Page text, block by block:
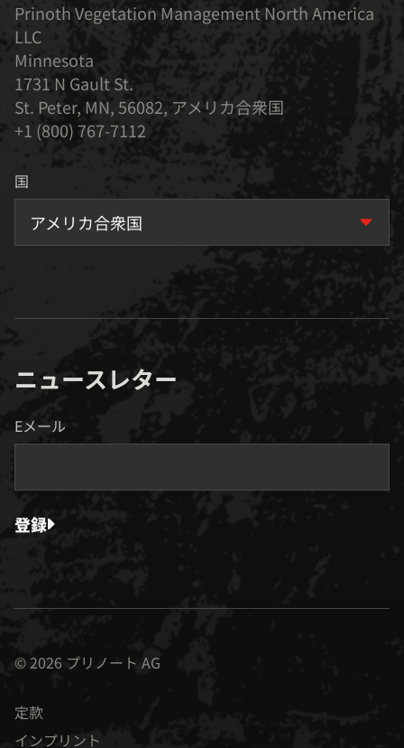
Prinoth Vegetation Management North America
LLC
Minnesota
1731 N Gault St.
St. Peter, MN, 56082, アメリカ合衆国
+1 (800) 767-7112
国
アメリカ合衆国
ニュースレター
Eメール
登録
© 2026 プリノート AG
定款
インプリント